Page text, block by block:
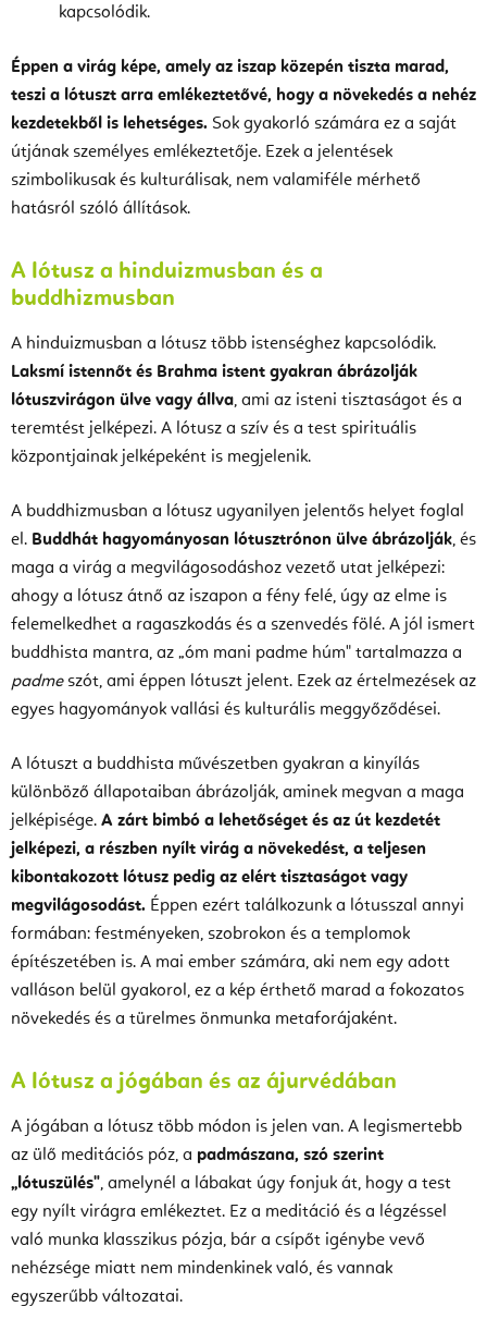
kapcsolódik.
Éppen a virág képe, amely az iszap közepén tiszta marad,
teszi a lótuszt arra emlékeztetővé, hogy a növekedés a nehéz
kezdetekből is lehetséges. Sok gyakorló számára ez a saját
útjának személyes emlékeztetője. Ezek a jelentések
szimbolikusak és kulturálisak, nem valamiféle mérhető
hatásról szóló állítások.
A lótusz a hinduizmusban és a
buddhizmusban
A hinduizmusban a lótusz több istenséghez kapcsolódik.
Laksmí istennőt és Brahma istent gyakran ábrázolják
lótuszvirágon ülve vagy állva, ami az isteni tisztaságot és a
teremtést jelképezi. A lótusz a szív és a test spirituális
központjainak jelképeként is megjelenik.
A buddhizmusban a lótusz ugyanilyen jelentős helyet foglal
el. Buddhát hagyományosan lótusztrónon ülve ábrázolják, és
maga a virág a megvilágosodáshoz vezető utat jelképezi:
ahogy a lótusz átnő az iszapon a fény felé, úgy az elme is
felemelkedhet a ragaszkodás és a szenvedés fölé. A jól ismert
buddhista mantra, az „óm mani padme húm" tartalmazza a
padmeszót, ami éppen lótuszt jelent. Ezek az értelmezések az
egyes hagyományok vallási és kulturális meggyőződései.
A lótuszt a buddhista művészetben gyakran a kinyílás
különböző állapotaiban ábrázolják, aminek megvan a maga
jelképisége. A zárt bimbó a lehetőséget és az út kezdetét
jelképezi, a részben nyílt virág a növekedést, a teljesen
kibontakozott lótusz pedig az elért tisztaságot vagy
megvilágosodást. Éppen ezért találkozunk a lótusszal annyi
formában: festményeken, szobrokon és a templomok
építészetében is. A mai ember számára, aki nem egy adott
valláson belül gyakorol, ez a kép érthető marad a fokozatos
növekedés és a türelmes önmunka metaforájaként.
A lótusz a jógában és az ájurvédában
A jógában a lótusz több módon is jelen van. A legismertebb
az ülő meditációs póz, a padmászana, szó szerint
„lótuszülés", amelynél a lábakat úgy fonjuk át, hogy a test
egy nyílt virágra emlékeztet. Ez a meditáció és a légzéssel
való munka klasszikus pózja, bár a csípőt igénybe vevő
nehézsége miatt nem mindenkinek való, és vannak
egyszerűbb változatai.